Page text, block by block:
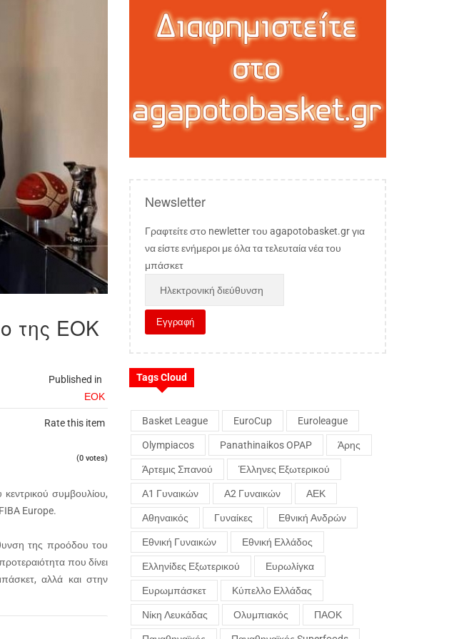
της ΕΟΚ
Published in
ΕΟΚ
Rate this item
(0 votes)
συμβουλίου,
Europe.
της προόδου του
που δίνει
αλλά και στην
Newsletter
Γραφτείτε στο newletter του agapotobasket.gr για
να είστε ενήμεροι με όλα τα τελευταία νέα του
μπάσκετ
Tags Cloud
Basket League EuroCup Euroleague
Olympiacos Panathinaikos OPAP Άρης
Άρτεμις Σπανού Έλληνες Εξωτερικού
Α1 Γυναικών Α2 Γυναικών ΑΕΚ
Αθηναικός Γυναίκες Εθνική Ανδρών
Εθνική Γυναικών Εθνική Ελλάδος
Ελληνίδες Εξωτερικού Ευρωλίγκα
Ευρωμπάσκετ Κύπελλο Ελλάδας
Νίκη Λευκάδας Ολυμπιακός ΠΑΟΚ